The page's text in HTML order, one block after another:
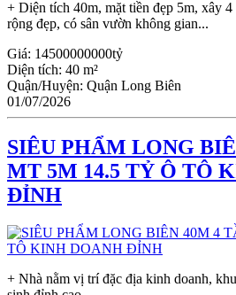
+ Diện tích 40m, mặt tiền đẹp 5m, xây
rộng đẹp, có sân vườn không gian...
Giá: 14500000000tỷ
Diện tích: 40 m²
Quận/Huyện: Quận Long Biên
01/07/2026
SIÊU PHẨM LONG
MT 5M 14.5 TỶ Ô TÔ
ĐỈNH
+ Nhà nằm vị trí đặc địa kinh doanh,